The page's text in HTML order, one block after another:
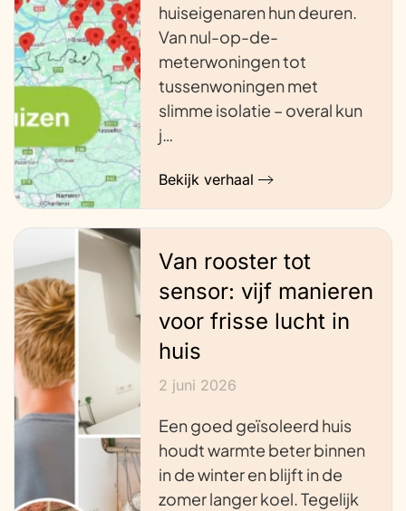
huiseigenaren hun deuren.
Van nul-op-de-
meterwoningen tot
tussenwoningen met
slimme isolatie – overal kun
j…
Bekijk verhaal
Van rooster tot
sensor: vijf manieren
voor frisse lucht in
huis
2 juni 2026
Een goed geïsoleerd huis
houdt warmte beter binnen
in de winter en blijft in de
zomer langer koel. Tegelijk